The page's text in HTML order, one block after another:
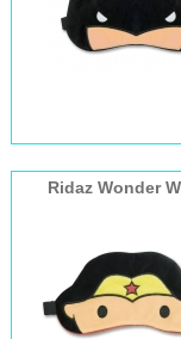
Ridaz Wonder